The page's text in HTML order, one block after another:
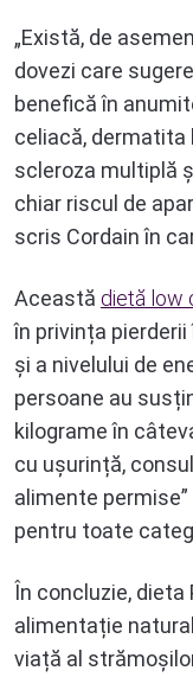
„Există, de
dovezi care
benefică în
celiacă,
scleroza multiplă
chiar riscul de
scris Cordain în
Această dietă low
în privința
și a nivelului de
persoane au
kilograme în
cu ușurință,
alimente
pentru toate
În concluzie, dieta
alimentație
viață al